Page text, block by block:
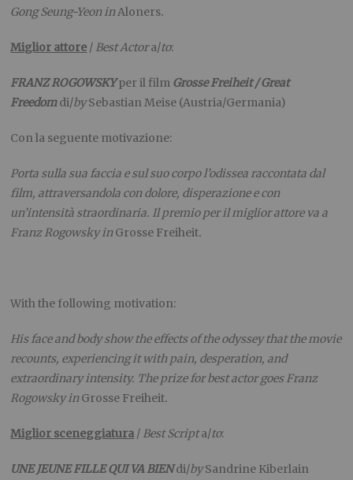
Gong Seung-Yeon inAloners.
Miglior attore / Best Actora/to:
FRANZ ROGOWSKYper il film Grosse Freiheit / Great
Freedomdi/bySebastian Meise (Austria/Germania)
Con la seguente motivazione:
Porta sulla sua faccia e sul suo corpo l’odissea raccontata dal
film, attraversandola con dolore, disperazione e con
un’intensità straordinaria. Il premio per il miglior attore va a
Franz Rogowsky inGrosse Freiheit.
With the following motivation:
His face and body show the effects of the odyssey that the movie
recounts, experiencing it with pain, desperation, and
extraordinary intensity. The prize for best actor goes Franz
Rogowsky inGrosse Freiheit.
Miglior sceneggiatura / Best Scripta/to:
UNE JEUNE FILLE QUI VA BIENdi/bySandrine Kiberlain